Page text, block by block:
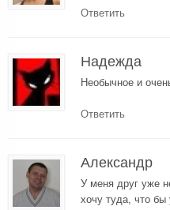
Ответить
Надежда
Необычное и
Ответить
Александр
У меня друг уже
хочу туда, что бы